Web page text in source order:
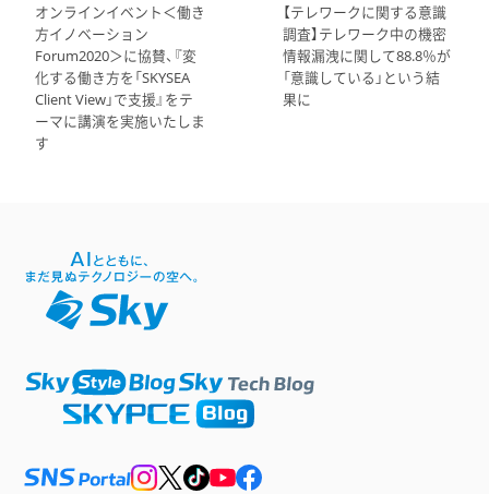
オンラインイベント＜働き
方イノベーション
Forum2020＞に協賛、『変
化する働き方を「SKYSEA
Client View」で支援』をテ
ーマに講演を実施いたしま
す
【テレワークに関する意識
調査】テレワーク中の機密
情報漏洩に関して88.8％が
「意識している」という結
果に